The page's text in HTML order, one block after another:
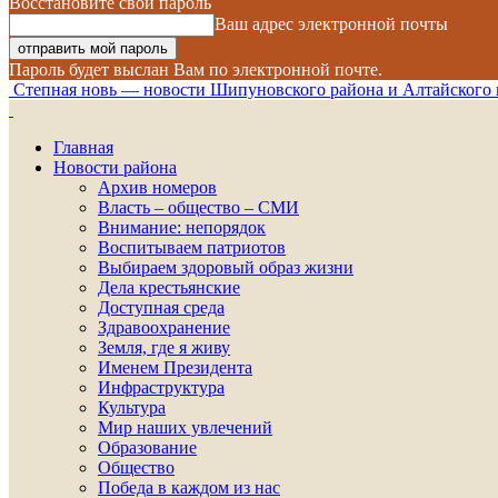
Ваш адрес электронной почты
Пароль будет выслан Вам по электронной почте.
Степная новь — новости Шипуновского района и Алтайского
Главная
Новости района
Архив номеров
Власть – общество – СМИ
Внимание: непорядок
Воспитываем патриотов
Выбираем здоровый образ жизни
Дела крестьянские
Доступная среда
Здравоохранение
Земля, где я живу
Именем Президента
Инфраструктура
Культура
Мир наших увлечений
Образование
Общество
Победа в каждом из нас